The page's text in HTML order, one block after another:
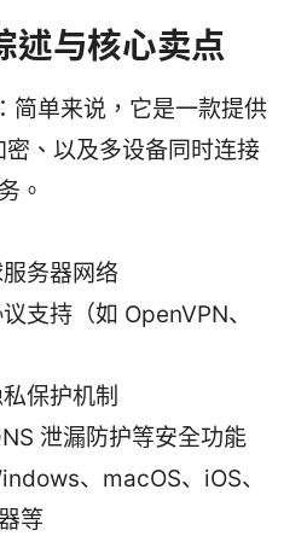
述与核心卖点
简单来说，它是一款提供
、以及多设备同时连接
。
务器网络
支持（如 OpenVPN、
保护机制
泄漏防护等安全功能
、macOS、iOS、
等